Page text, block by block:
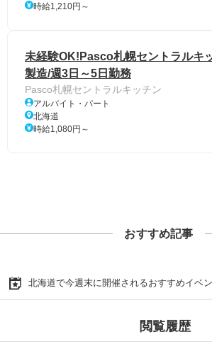
時給1,210円～
未経験OK!Pasco札幌セントラルキ
製造/週3日～5日勤務
Pasco札幌セントラルキッチン
アルバイト・パート
北海道
時給1,080円～
おすすめ記事
北海道で今週末に開催されるおすすめイベ
閲覧履歴